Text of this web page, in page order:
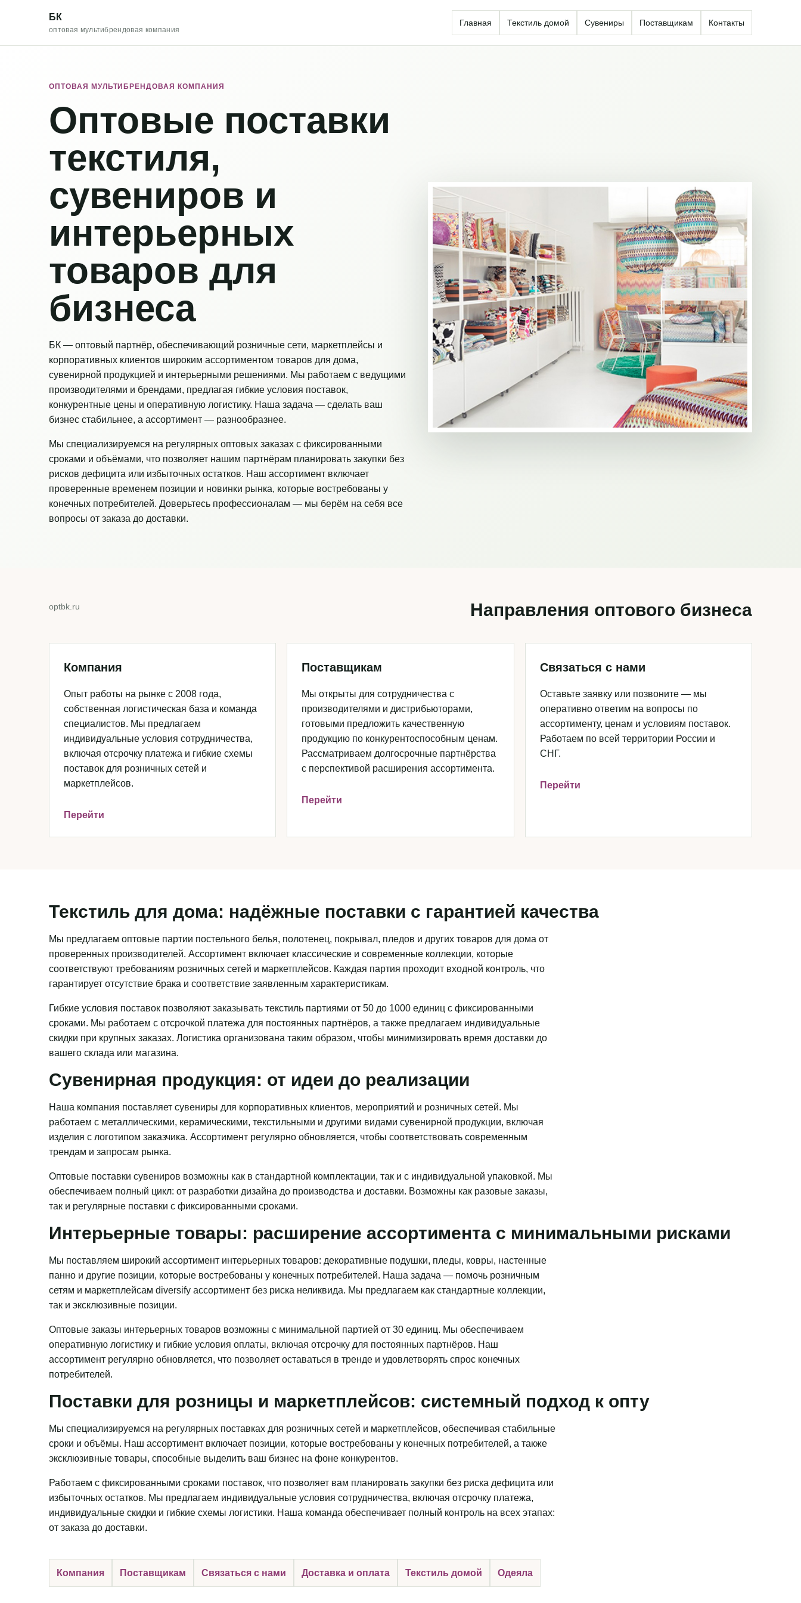
БК
оптовая мультибрендовая компания
Главная Текстиль домой Сувениры Поставщикам Контакты
ОПТОВАЯ МУЛЬТИБРЕНДОВАЯ КОМПАНИЯ
Оптовые поставки
текстиля,
сувениров и
интерьерных
товаров для
бизнеса
БК — оптовый партнёр, обеспечивающий розничные сети, маркетплейсы и
корпоративных клиентов широким ассортиментом товаров для дома,
сувенирной продукцией и интерьерными решениями. Мы работаем с ведущими
производителями и брендами, предлагая гибкие условия поставок,
конкурентные цены и оперативную логистику. Наша задача — сделать ваш
бизнес стабильнее, а ассортимент — разнообразнее.
Мы специализируемся на регулярных оптовых заказах с фиксированными
сроками и объёмами, что позволяет нашим партнёрам планировать закупки без
рисков дефицита или избыточных остатков. Наш ассортимент включает
проверенные временем позиции и новинки рынка, которые востребованы у
конечных потребителей. Доверьтесь профессионалам — мы берём на себя все
вопросы от заказа до доставки.
optbk.ru Направления оптового бизнеса
Компания
Опыт работы на рынке с 2008 года,
собственная логистическая база и команда
специалистов. Мы предлагаем
индивидуальные условия сотрудничества,
включая отсрочку платежа и гибкие схемы
поставок для розничных сетей и
маркетплейсов.
Перейти
Поставщикам
Мы открыты для сотрудничества с
производителями и дистрибьюторами,
готовыми предложить качественную
продукцию по конкурентоспособным ценам.
Рассматриваем долгосрочные партнёрства
с перспективой расширения ассортимента.
Перейти
Связаться с нами
Оставьте заявку или позвоните — мы
оперативно ответим на вопросы по
ассортименту, ценам и условиям поставок.
Работаем по всей территории России и
СНГ.
Перейти
Текстиль для дома: надёжные поставки с гарантией качества
Мы предлагаем оптовые партии постельного белья, полотенец, покрывал, пледов и других товаров для дома от
проверенных производителей. Ассортимент включает классические и современные коллекции, которые
соответствуют требованиям розничных сетей и маркетплейсов. Каждая партия проходит входной контроль, что
гарантирует отсутствие брака и соответствие заявленным характеристикам.
Гибкие условия поставок позволяют заказывать текстиль партиями от 50 до 1000 единиц с фиксированными
сроками. Мы работаем с отсрочкой платежа для постоянных партнёров, а также предлагаем индивидуальные
скидки при крупных заказах. Логистика организована таким образом, чтобы минимизировать время доставки до
вашего склада или магазина.
Сувенирная продукция: от идеи до реализации
Наша компания поставляет сувениры для корпоративных клиентов, мероприятий и розничных сетей. Мы
работаем с металлическими, керамическими, текстильными и другими видами сувенирной продукции, включая
изделия с логотипом заказчика. Ассортимент регулярно обновляется, чтобы соответствовать современным
трендам и запросам рынка.
Оптовые поставки сувениров возможны как в стандартной комплектации, так и с индивидуальной упаковкой. Мы
обеспечиваем полный цикл: от разработки дизайна до производства и доставки. Возможны как разовые заказы,
так и регулярные поставки с фиксированными сроками.
Интерьерные товары: расширение ассортимента с минимальными рисками
Мы поставляем широкий ассортимент интерьерных товаров: декоративные подушки, пледы, ковры, настенные
панно и другие позиции, которые востребованы у конечных потребителей. Наша задача — помочь розничным
сетям и маркетплейсам diversify ассортимент без риска неликвида. Мы предлагаем как стандартные коллекции,
так и эксклюзивные позиции.
Оптовые заказы интерьерных товаров возможны с минимальной партией от 30 единиц. Мы обеспечиваем
оперативную логистику и гибкие условия оплаты, включая отсрочку для постоянных партнёров. Наш
ассортимент регулярно обновляется, что позволяет оставаться в тренде и удовлетворять спрос конечных
потребителей.
Поставки для розницы и маркетплейсов: системный подход к опту
Мы специализируемся на регулярных поставках для розничных сетей и маркетплейсов, обеспечивая стабильные
сроки и объёмы. Наш ассортимент включает позиции, которые востребованы у конечных потребителей, а также
эксклюзивные товары, способные выделить ваш бизнес на фоне конкурентов.
Работаем с фиксированными сроками поставок, что позволяет вам планировать закупки без риска дефицита или
избыточных остатков. Мы предлагаем индивидуальные условия сотрудничества, включая отсрочку платежа,
индивидуальные скидки и гибкие схемы логистики. Наша команда обеспечивает полный контроль на всех этапах:
от заказа до доставки.
Компания Поставщикам Связаться с нами Доставка и оплата Текстиль домой Одеяла